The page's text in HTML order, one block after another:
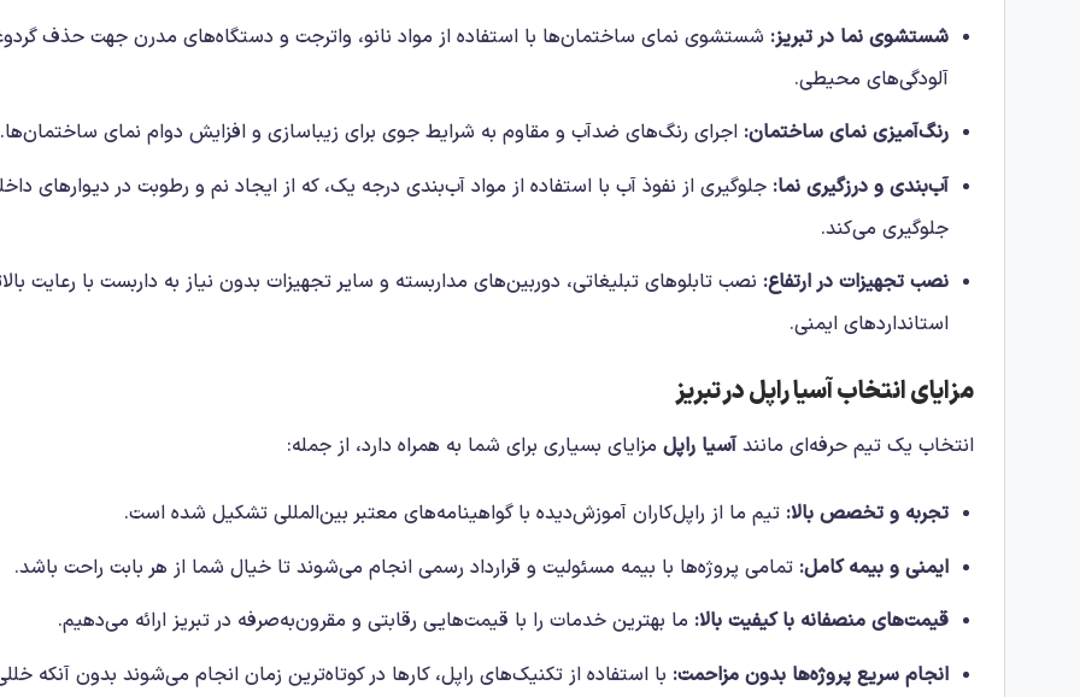
شستشوی نما در تبریز: شستشوی نمای ساختمان‌ها با استفاده از مواد نانو، واترجت و دستگاه‌های مدرن جهت حذف
آلودگی‌های محیطی.
رنگ‌آمیزی نمای ساختمان: اجرای رنگ‌های ضدآب و مقاوم به شرایط جوی برای زیباسازی و افزایش دوام نمای ساختمان‌ها.
آب‌بندی و درزگیری نما: جلوگیری از نفوذ آب با استفاده از مواد آب‌بندی درجه یک، که از ایجاد نم و رطوبت در دیوارهای
جلوگیری می‌کند.
نصب تجهیزات در ارتفاع: نصب تابلوهای تبلیغاتی، دوربین‌های مداربسته و سایر تجهیزات بدون نیاز به داربست با رعایت
استانداردهای ایمنی.
مزایای انتخاب آسیا راپل در تبریز
انتخاب یک تیم حرفه‌ای مانندآسیا راپل مزایای بسیاری برای شما به همراه دارد، از جمله:
تجربه و تخصص بالا: تیم ما از راپل‌کاران آموزش‌دیده با گواهینامه‌های معتبر بین‌المللی تشکیل شده است.
ایمنی و بیمه کامل: تمامی پروژه‌ها با بیمه مسئولیت و قرارداد رسمی انجام می‌شوند تا خیال شما از هر بابت راحت باشد.
قیمت‌های منصفانه با کیفیت بالا: ما بهترین خدمات را با قیمت‌هایی رقابتی و مقرون‌به‌صرفه در تبریز ارائه می‌دهیم.
انجام سریع پروژه‌ها بدون مزاحمت: با استفاده از تکنیک‌های راپل، کارها در کوتاه‌ترین زمان انجام می‌شوند بدون آنکه